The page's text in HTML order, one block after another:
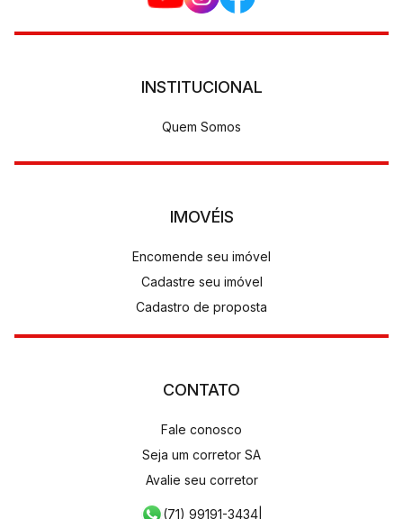
INSTITUCIONAL
Quem Somos
IMOVÉIS
Encomende seu imóvel
Cadastre seu imóvel
Cadastro de proposta
CONTATO
Fale conosco
Seja um corretor SA
Avalie seu corretor
(71) 99191-3434|